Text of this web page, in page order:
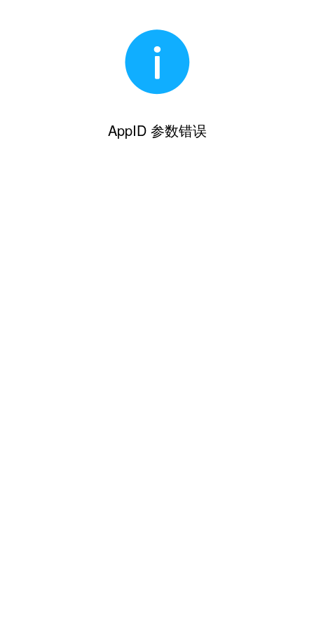
AppID 参数错误